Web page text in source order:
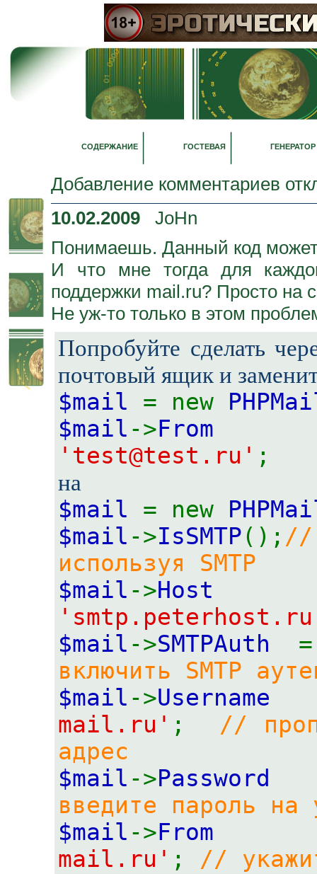
СОДЕРЖАНИЕ ГОСТЕВАЯ ГЕНЕРАТОР
Добавление комментариев
10.02.2009 JoHn
Понимаешь. Данный код может
И что мне тогда для
поддержки mail.ru? Просто на
Не уж-то только в этом
Попробуйте сделать
почтовый ящик и
$mail = new
$mail ->
'test@test.ru'
на
$mail = new
$mail ->IsSMTP();
используя SMTP
$mail ->
$mail ->SMTPAuth
включить SMTP
$mail ->
mail.ru' ; //
адрес
$mail ->Password
введите пароль на
$mail ->
mail.ru' ; //